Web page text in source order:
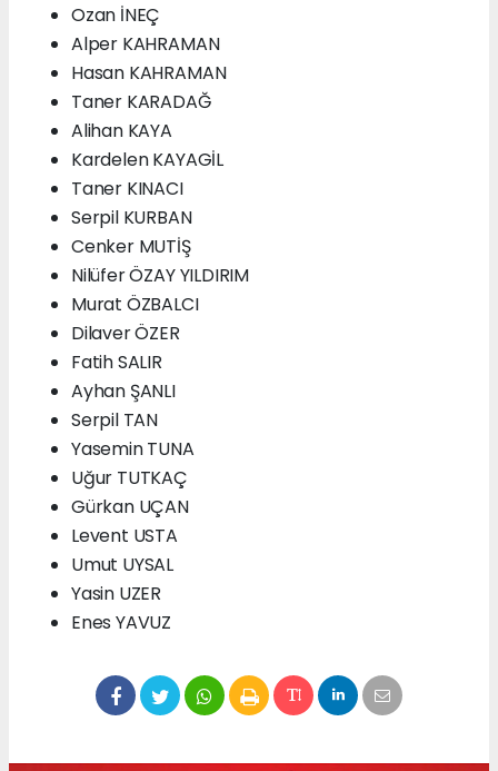
Ozan İNEÇ
Alper KAHRAMAN
Hasan KAHRAMAN
Taner KARADAĞ
Alihan KAYA
Kardelen KAYAGİL
Taner KINACI
Serpil KURBAN
Cenker MUTİŞ
Nilüfer ÖZAY YILDIRIM
Murat ÖZBALCI
Dilaver ÖZER
Fatih SALIR
Ayhan ŞANLI
Serpil TAN
Yasemin TUNA
Uğur TUTKAÇ
Gürkan UÇAN
Levent USTA
Umut UYSAL
Yasin UZER
Enes YAVUZ